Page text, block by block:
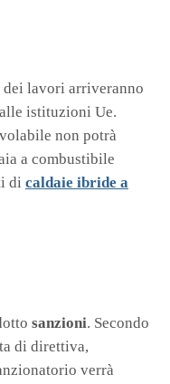
dei lavori arriveranno
istituzioni Ue.
non potrà
a combustibile
di caldaie ibride a
sanzioni. Secondo
di direttiva,
verrà